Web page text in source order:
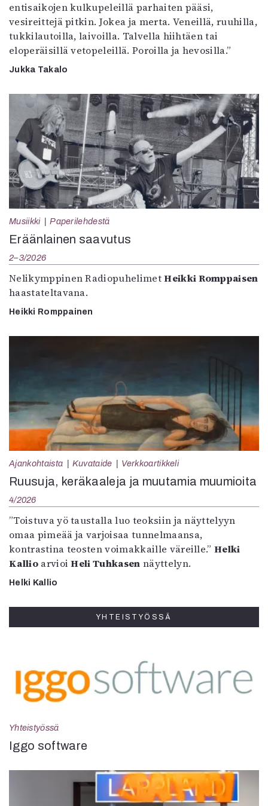
entisaikojen kulkupeleillä parhaiten pääsi,
vesireittejä pitkin. Jokea ja merta. Veneillä, ruuhilla,
tukkilautoilla, laivoilla. Talvella hiihtäen tai
eloperäisillä vetopeleillä. Poroilla ja hevosilla.”
Jukka Takalo
Musiikki Paperilehdestä
Eräänlainen saavutus
2–3/2026
Nelikymppinen RadiopuhelimetHeikki Romppaisen
haastateltavana.
Heikki Romppainen
Ajankohtaista Kuvataide Verkkoartikkeli
Ruusuja, keräkaaleja ja muutamia muumioita
4/2026
”Toistuva yö taustalla luo teoksiin ja näyttelyyn
omaa pimeää ja varjoisaa tunnelmaansa,
kontrastina teosten voimakkaille väreille.”Helki
KallioarvioiHeli Tuhkasen näyttelyn.
Helki Kallio
YHTEISTYÖSSÄ
Yhteistyössä
Iggo software